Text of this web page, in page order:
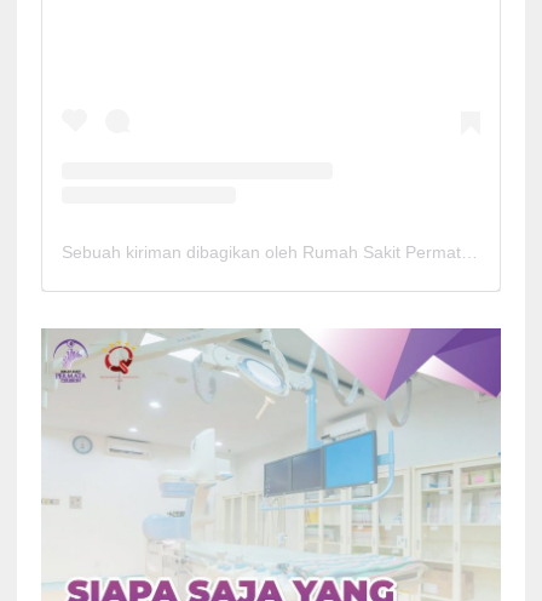
Sebuah kiriman dibagikan oleh Rumah Sakit Permata Cirebon (@rspermatacirebon)